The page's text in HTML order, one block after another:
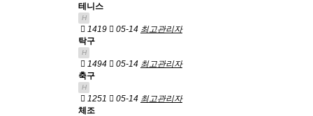
테니스
H
1419 05-14 최고관리자
탁구
H
1494 05-14 최고관리자
축구
H
1251 05-14 최고관리자
체조